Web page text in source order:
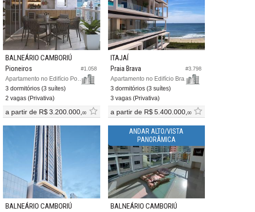
#1.058
BALNEÁRIO CAMBORIÚ
Pioneiros
Apartamento no Edifício Pontal Di Vitta
3 dormitórios (3 suítes)
2 vagas (Privativa)
a partir de R$ 3.200.000,00
#3.798
ITAJAÍ
Praia Brava
Apartamento no Edifício Brava Collection
3 dormitórios (3 suítes)
3 vagas (Privativa)
a partir de R$ 5.400.000,00
BALNEÁRIO CAMBORIÚ
ANDAR ALTO/VISTA
PANORÂMICA
BALNEÁRIO CAMBORIÚ